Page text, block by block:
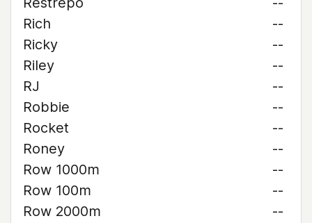
Rich
--
Ricky
--
Riley
--
RJ
--
Robbie
--
Rocket
--
Roney
--
Row 1000m
--
Row 100m
--
Row 2000m
--